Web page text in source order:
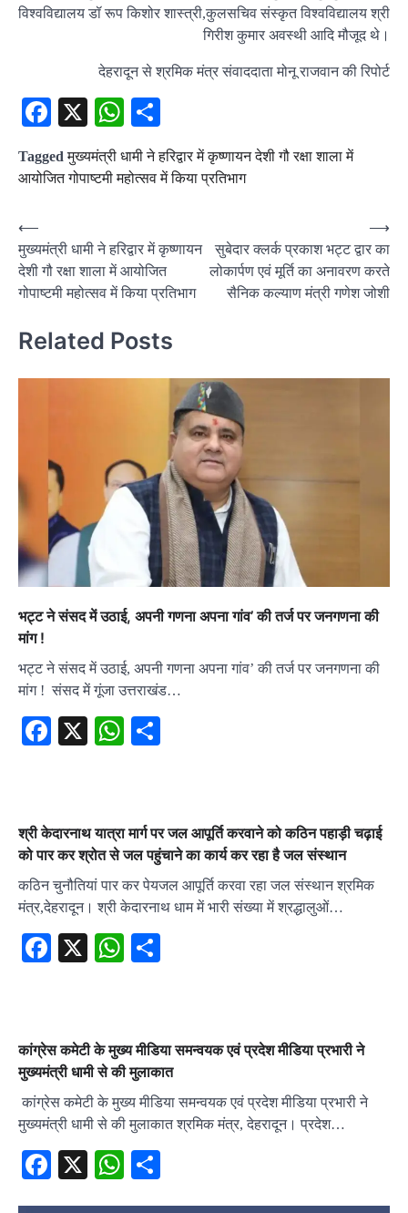
विश्वविद्यालय डॉ रूप किशोर शास्त्री,कुलसचिव संस्कृत विश्वविद्यालय श्री
गिरीश कुमार अवस्थी आदि मौजूद थे।
देहरादून से श्रमिक मंत्र संवाददाता मोनू राजवान की रिपोर्ट
Facebook
X WhatsApp
Taggedमुख्यमंत्री धामी ने हरिद्वार में कृष्णायन देशी गौ रक्षा शाला में
आयोजित गोपाष्टमी महोत्सव में किया प्रतिभाग
Post
navigation
⟵
मुख्यमंत्री धामी ने हरिद्वार में कृष्णायन
देशी गौ रक्षा शाला में आयोजित
गोपाष्टमी महोत्सव में किया प्रतिभाग
सुबेदार क्लर्क प्रकाश भट्ट द्वार का
लोकार्पण एवं मूर्ति का अनावरण करते
सैनिक कल्याण मंत्री गणेश जोशी
⟶
Related Posts
भट्ट ने संसद में उठाई, अपनी गणना अपना गांव’ की तर्ज पर जनगणना की
मांग !
भट्ट ने संसद में उठाई, अपनी गणना अपना गांव’ की तर्ज पर जनगणना की
मांग ! संसद में गूंजा उत्तराखंड…
Facebook
X WhatsApp
श्री केदारनाथ यात्रा मार्ग पर जल आपूर्ति करवाने को कठिन पहाड़ी चढ़ाई
को पार कर श्रोत से जल पहुंचाने का कार्य कर रहा है जल संस्थान
कठिन चुनौतियां पार कर पेयजल आपूर्ति करवा रहा जल संस्थान श्रमिक
मंत्र,देहरादून। श्री केदारनाथ धाम में भारी संख्या में श्रद्धालुओं…
Facebook
X WhatsApp
कांग्रेस कमेटी के मुख्य मीडिया समन्वयक एवं प्रदेश मीडिया प्रभारी ने
मुख्यमंत्री धामी से की मुलाकात
कांग्रेस कमेटी के मुख्य मीडिया समन्वयक एवं प्रदेश मीडिया प्रभारी ने
मुख्यमंत्री धामी से की मुलाकात श्रमिक मंत्र, देहरादून। प्रदेश…
Facebook
X WhatsApp